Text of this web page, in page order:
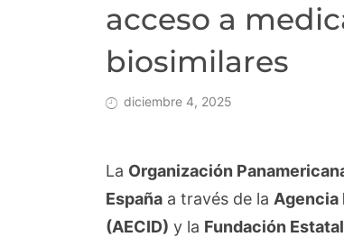
acceso a
biosimilares
diciembre 4, 2025
La Organización
España a través de la Agencia
(AECID) y la Fundación